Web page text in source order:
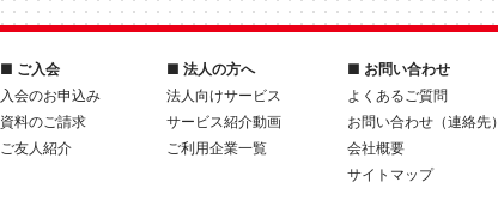
■ ご入会
入会のお申込み
資料のご請求
ご友人紹介
■ 法人の方へ
法人向けサービス
サービス紹介動画
ご利用企業一覧
■ お問い合わせ
よくあるご質問
お問い合わせ（連絡先）
会社概要
サイトマップ